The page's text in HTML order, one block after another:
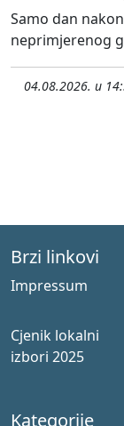
Samo dan
neprimjerenog
04.08.2026. u
Brzi linkovi
Impressum
Cjenik lokalni
izbori 2025
Kategorije